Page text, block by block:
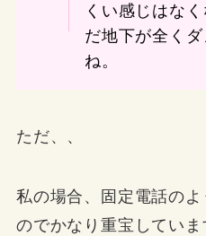
くい感じはな
だ地下が全く
ね。
ただ、、
私の場合、固定電話の
のでかなり重宝していま